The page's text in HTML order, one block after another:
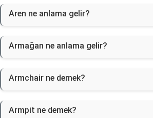
Aren ne anlama gelir?
Armağan ne anlama gelir?
Armchair ne demek?
Armpit ne demek?